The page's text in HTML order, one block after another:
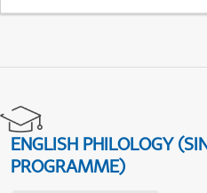
ENGLISH PHILOLOGY
PROGRAMME)